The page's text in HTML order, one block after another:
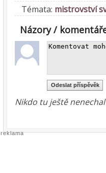
Témata: mistrovství
Názory /
Nikdo tu ještě
reklama